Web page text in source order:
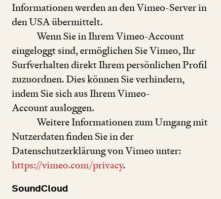
Informationen werden an den Vimeo-Server in
den USA übermittelt.
Wenn Sie in Ihrem Vimeo-Account
eingeloggt sind, ermöglichen Sie Vimeo, Ihr
Surfverhalten direkt Ihrem persönlichen Profil
zuzuordnen. Dies können Sie verhindern,
indem Sie sich aus Ihrem Vimeo-
Account ausloggen.
Weitere Informationen zum Umgang mit
Nutzerdaten finden Sie in der
Datenschutzerklärung von Vimeo unter:
https://​vimeo​.com/​p​r​ivacy.
SoundCloud